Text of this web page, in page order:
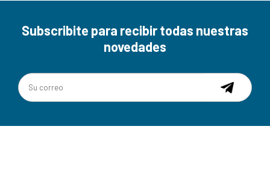
Subscribite para recibir todas nuestras
novedades